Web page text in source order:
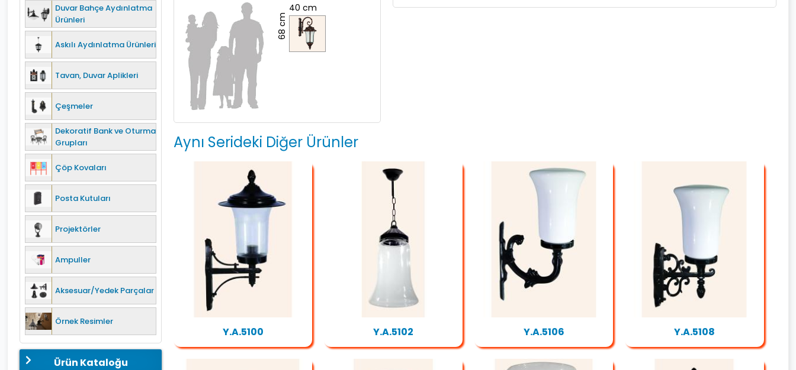
Duvar Bahçe Aydınlatma
Ürünleri
Askılı Aydınlatma Ürünleri
Tavan, Duvar Aplikleri
Çeşmeler
Dekoratif Bank ve Oturma
Grupları
Çöp Kovaları
Posta Kutuları
Projektörler
Ampuller
Aksesuar/Yedek Parçalar
Örnek Resimler
Ürün Kataloğu
40 cm
68 cm
Aynı Serideki Diğer Ürünler
Y.A.5100 Y.A.5102 Y.A.5106 Y.A.5108